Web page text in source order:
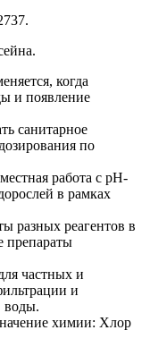
когда
и появление
санитарное
по
работа с pH-
в рамках
разных реагентов в
препараты
частных и
и
воды.
химии: Хлор